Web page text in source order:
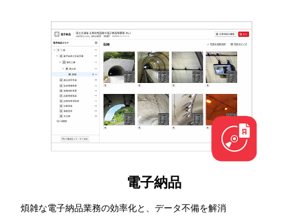
電子納品
煩雑な電子納品業務の効率化と、データ不備を解消